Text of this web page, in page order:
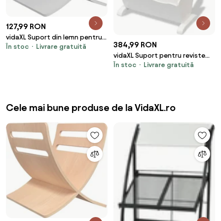
127,99 RON
vidaXL Suport din lemn pentru
reviste, vertical, alb
În stoc Livrare gratuită 384,99 RON
vidaXL Suport pentru reviste
Melrose, alb
În stoc Livrare gratuită
Cele mai bune produse de la VidaXL.ro